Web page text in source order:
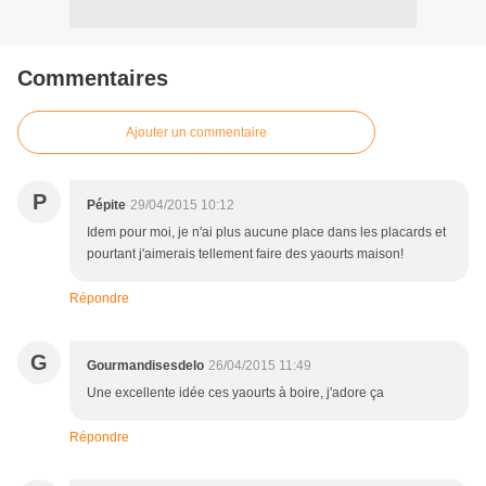
Commentaires
Ajouter un commentaire
P Pépite 29/04/2015 10:12
Idem pour moi, je n'ai plus aucune place dans les placards et
pourtant j'aimerais tellement faire des yaourts maison!
Répondre
G Gourmandisesdelo 26/04/2015 11:49
Une excellente idée ces yaourts à boire, j'adore ça
Répondre